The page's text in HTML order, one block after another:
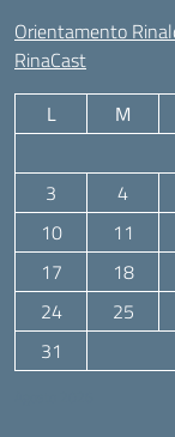
Orientamento
RinaCast
L M
3
4
10
11
17
18
24
25
31